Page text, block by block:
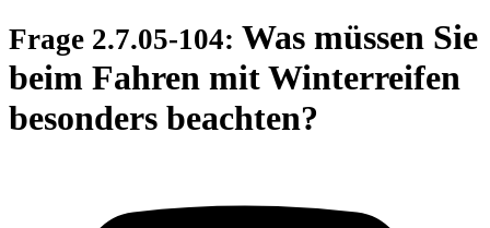
Frage 2.7.05-104: Was müssen Sie
beim Fahren mit Winterreifen
besonders beachten?